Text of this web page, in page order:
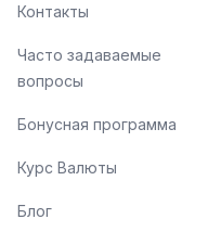
Контакты
Часто задаваемые
вопросы
Бонусная программа
Курс Валюты
Блог